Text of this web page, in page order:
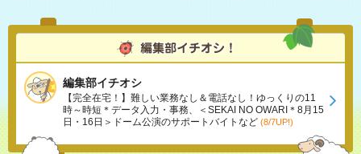
編集部イチオシ
【完全在宅！】難しい業務なし＆電話なし！ゆっくりの11
時～時短＊データ入力・事務、＜SEKAI NO OWARI＊8月15
日・16日＞ドーム公演のサポートバイトなど (8/7UP!)